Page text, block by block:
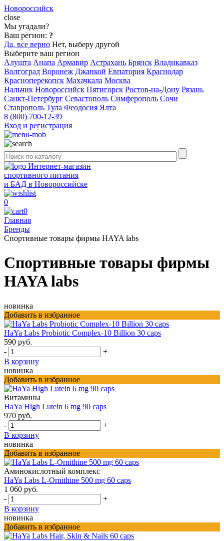
Новороссийск
close
Мы угадали?
Ваш регион: ?
Да, все верно Нет, выберу другой
Выберите ваш регион
Алушта Анапа Армавир Астрахань Брянск Владикавказ
Волгоград Воронеж Джанкой Евпатория Краснодар
Красноперекопск Махачкала Москва
Нальчик Новороссийск Пятигорск Ростов-на-Дону Рязань
Санкт-Петербург Севастополь Симферополь Сочи
Ставрополь Тула Феодосия Ялта
8 (800) 700-12-39
Вход и регистрация
Интернет-магазин
спортивного питания
и БАД в Новороссийске
0
0
Главная
Бренды
Спортивные товары фирмы HAYA labs
Спортивные товары фирмы
HAYA labs
новинка
Добавить в избранное
HaYa Labs Probiotic Complex-10 Billion 30 caps
590 руб.
-
+
В корзину
новинка
Добавить в избранное
Витамины
HaYa High Lutein 6 mg 90 caps
970 руб.
-
+
В корзину
новинка
Добавить в избранное
Аминокислотный комплекс
HaYa Labs L-Ornithine 500 mg 60 caps
1 060 руб.
-
+
В корзину
новинка
Добавить в избранное